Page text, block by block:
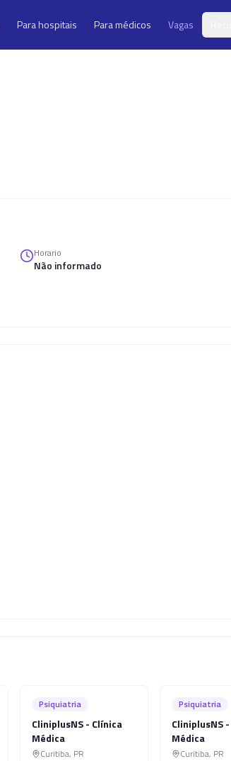
Para hospitais Para médicos Vagas
Horario
Não informado
Psiquiatria
CliniplusNS - Clínica
Médica
Curitiba, PR
Psiquiatria
CliniplusNS
Médica
Curitiba, PR